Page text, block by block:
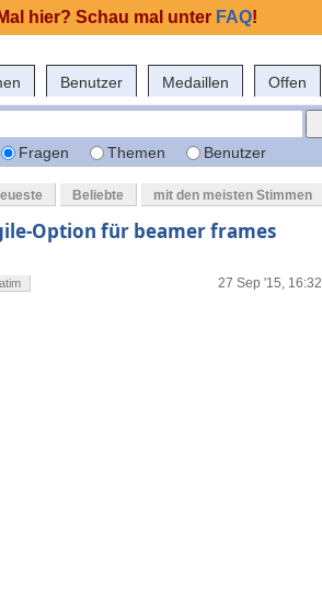
Benutzer Medaillen Offen
Fragen Themen Benutzer
Beliebte mit den meisten Stimmen
Option für beamer frames
27 Sep '15, 16:32
hier? Schau mal unter FAQ!